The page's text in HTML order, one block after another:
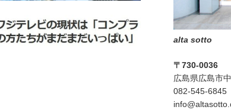
alta sotto
〒730-0036
広島県広島市
082-545-6845